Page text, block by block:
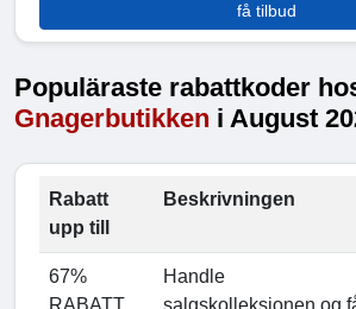
få tilbud
Populäraste rabattkoder
Gnagerbutikken i August
Rabatt
upp till
Beskrivningen
67%
Handle